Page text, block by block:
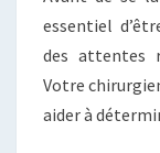
essentiel
des attentes
Votre
aider à